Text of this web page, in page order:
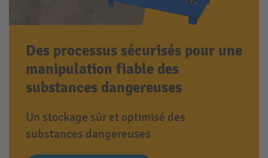
Des processus sécurisés pour une
manipulation fiable des
substances dangereuses
Un stockage sûr et optimisé des
substances dangereuses